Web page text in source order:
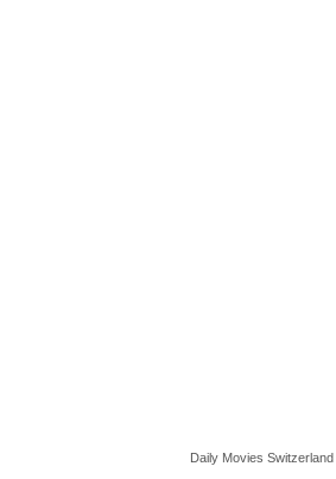
Daily Movies Switzerland